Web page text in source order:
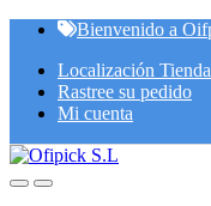
Skip
navigation
Skip
content
Bienvenido a
Localización Tienda
Rastree su pedido
Mi cuenta